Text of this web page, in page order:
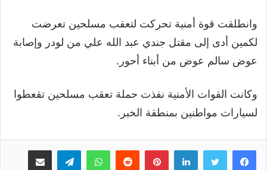
وانطلقت قوة أمنية تحركت لتعقب مسلحين تعرضت
لكمين أدى إلى مقتل جندي عبد الله علي من لودر وإصابة
عوض سالم عوض من أبناء أحور.
وكانت القوات الأمنية نفذت حملة تعقب مسلحين تقعطوا
لسيارات مواطنين بمنطقة الخبر.
لينكدإنبينتيريست واتسابتيلقرام مشاركة عبر البريد